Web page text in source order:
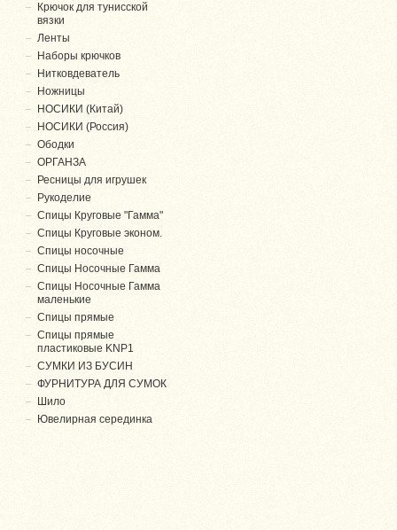
Крючок для тунисской
вязки
Ленты
Наборы крючков
Нитковдеватель
Ножницы
НОСИКИ (Китай)
НОСИКИ (Россия)
Ободки
ОРГАНЗА
Ресницы для игрушек
Рукоделие
Спицы Круговые "Гамма"
Спицы Круговые эконом.
Спицы носочные
Спицы Носочные Гамма
Спицы Носочные Гамма
маленькие
Спицы прямые
Спицы прямые
пластиковые KNP1
СУМКИ ИЗ БУСИН
ФУРНИТУРА ДЛЯ СУМОК
Шило
Ювелирная серединка